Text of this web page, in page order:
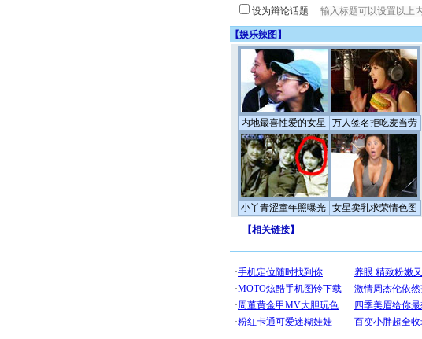
设为辩论话题
【娱乐辣图 】
内地最喜性爱的女星 万人签名拒吃麦当劳
小丫青涩童年照曝光 女星卖乳求荣情色图
【相关链接】